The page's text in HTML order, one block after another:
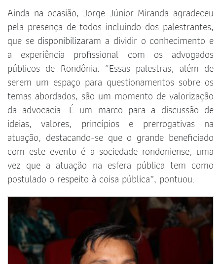
Ainda na ocasião, Jorge Júnior Miranda agradeceu
pela presença de todos incluindo dos palestrantes,
que se disponibilizaram a dividir o conhecimento e
a experiência profissional com os advogados
públicos de Rondônia. “Essas palestras, além de
serem um espaço para questionamentos sobre os
temas abordados, são um momento de valorização
da advocacia. É um marco para a discussão de
ideias, valores, princípios e prerrogativas na
atuação, destacando-se que o grande beneficiado
com este evento é a sociedade rondoniense, uma
vez que a atuação na esfera pública tem como
postulado o respeito à coisa pública”, pontuou.